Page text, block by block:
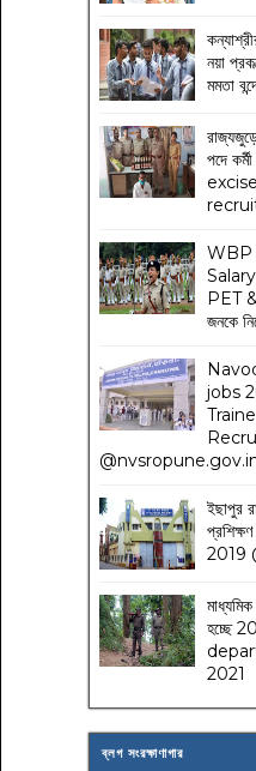
নয়া
মমতা
পদে
WBP
PET &
জনকে
jobs
ইছাপুর
2019
হচ্ছে
2021
ব্লগ সংরক্ষাণাগার